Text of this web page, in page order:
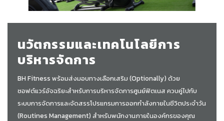
นวัตกรรมและเทคโนโลยีการ
บริหารจัดการ
BH Fitness พร้อมส่งมอบทางเลือกเสริม (Optionally) ด้วย
ซอฟต์แวร์อัจฉริยะสำหรับการบริหารจัดการศูนย์ฟิตเนส ควบคู่ไปกับ
ระบบการจัดการและจัดสรรโปรแกรมการออกกำลังกายในชีวิตประจำวัน
(Routines Management) สำหรับพนักงานภายในองค์กรของคุณ